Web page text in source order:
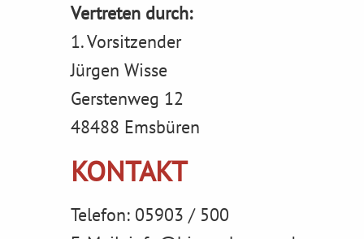
Vertreten durch:
1. Vorsitzender
Jürgen Wisse
Gerstenweg 12
48488 Emsbüren
KONTAKT
Telefon: 05903 / 500